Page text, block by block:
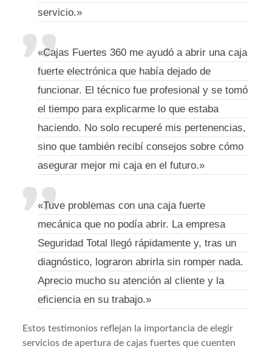
servicio.»
«Cajas Fuertes 360 me ayudó a abrir una caja
fuerte electrónica que había dejado de
funcionar. El técnico fue profesional y se tomó
el tiempo para explicarme lo que estaba
haciendo. No solo recuperé mis pertenencias,
sino que también recibí consejos sobre cómo
asegurar mejor mi caja en el futuro.»
«Tuve problemas con una caja fuerte
mecánica que no podía abrir. La empresa
Seguridad Total llegó rápidamente y, tras un
diagnóstico, lograron abrirla sin romper nada.
Aprecio mucho su atención al cliente y la
eficiencia en su trabajo.»
Estos testimonios reflejan la importancia de elegir
servicios de apertura de cajas fuertes que cuenten